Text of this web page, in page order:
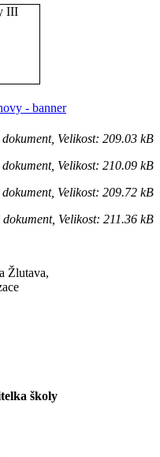
Velikost: 209.03 kB
Velikost: 210.09 kB
Velikost: 209.72 kB
Velikost: 211.36 kB
Žlutava,
školy